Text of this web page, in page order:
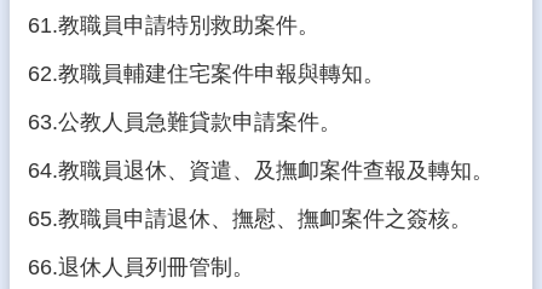
61.教職員申請特別救助案件。
62.教職員輔建住宅案件申報與轉知。
63.公教人員急難貸款申請案件。
64.教職員退休、資遣、及撫卹案件查報及轉知。
65.教職員申請退休、撫慰、撫卹案件之簽核。
66.退休人員列冊管制。